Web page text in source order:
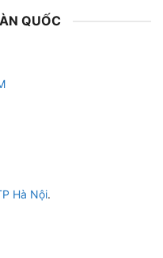
QUỐC
Hà Nội.